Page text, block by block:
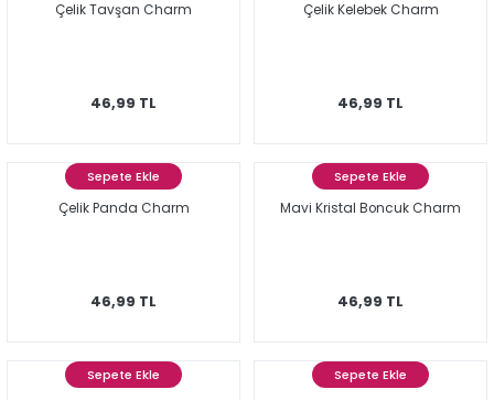
Çelik Tavşan Charm
46,99 TL
Çelik Kelebek Charm
46,99 TL
Sepete Ekle
Çelik Panda Charm
46,99 TL
Sepete Ekle
Mavi Kristal Boncuk Charm
46,99 TL
Sepete Ekle
Sepete Ekle